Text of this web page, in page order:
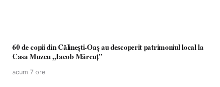
60 de copii din Călinești-Oaș au descoperit patrimoniul local la
Casa Muzeu „Iacob Mărcuț”
acum 7 ore